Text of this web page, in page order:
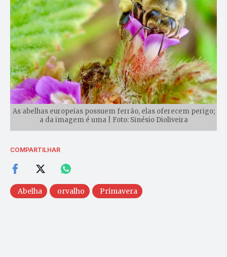
As abelhas europeias possuem ferrão, elas oferecem perigo;
a da imagem é uma | Foto: Sinésio Dioliveira
COMPARTILHAR
Abelha orvalho Primavera